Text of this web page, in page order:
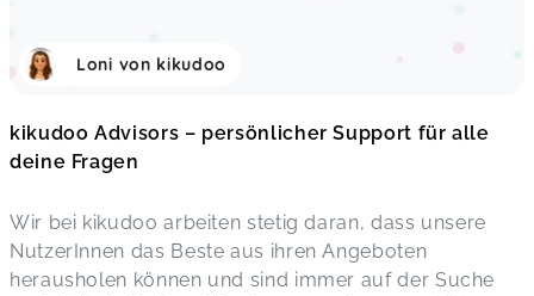
Loni von kikudoo
kikudoo Advisors – persönlicher Support für alle
deine Fragen
Wir bei kikudoo arbeiten stetig daran, dass unsere
NutzerInnen das Beste aus ihren Angeboten
herausholen können und sind immer auf der Suche